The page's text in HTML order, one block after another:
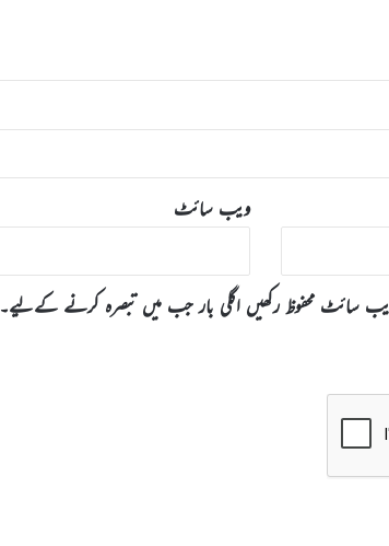
ویب‌ سائٹ
سائٹ محفوظ رکھیں اگلی بار جب میں تبصرہ کرنے کےلیے۔